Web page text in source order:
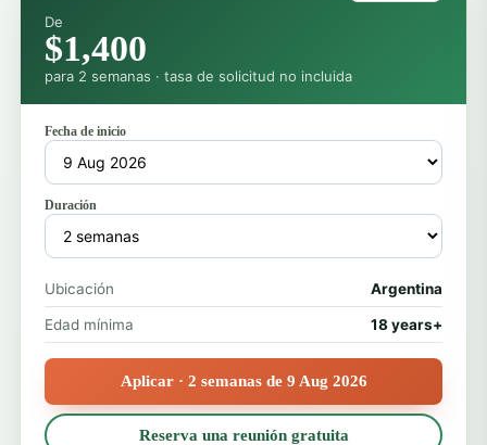
De
$1,400
para 2 semanas · tasa de solicitud no incluida
Fecha de inicio
Duración
Ubicación Argentina
Edad mínima 18 years+
Aplicar · 2 semanas de 9 Aug 2026
Reserva una reunión gratuita